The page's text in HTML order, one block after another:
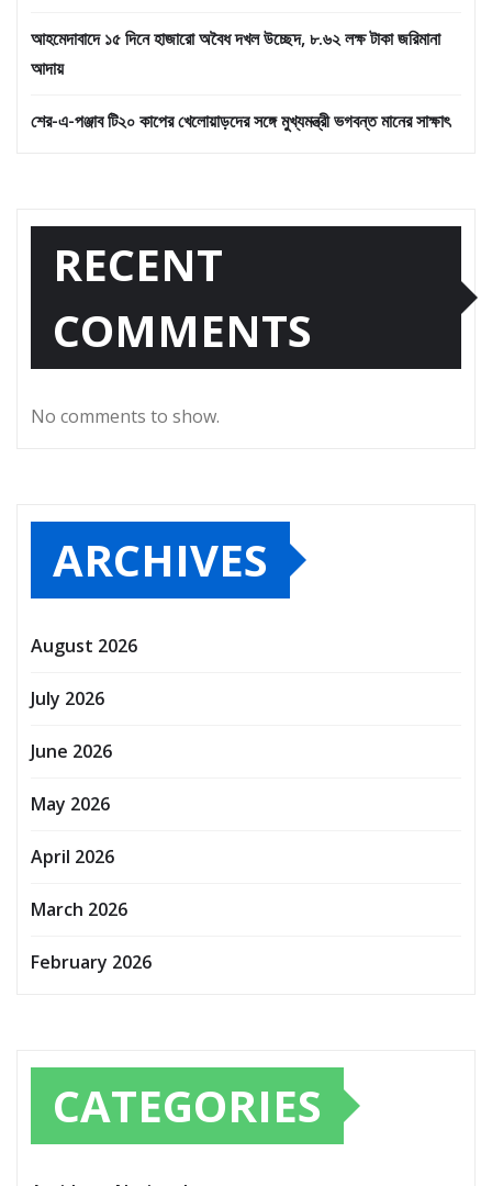
আহমেদাবাদে ১৫ দিনে হাজারো অবৈধ দখল উচ্ছেদ, ৮.৬২ লক্ষ টাকা জরিমানা
আদায়
শের-এ-পঞ্জাব টি২০ কাপের খেলোয়াড়দের সঙ্গে মুখ্যমন্ত্রী ভগবন্ত মানের সাক্ষাৎ
RECENT
COMMENTS
No comments to show.
ARCHIVES
August 2026
July 2026
June 2026
May 2026
April 2026
March 2026
February 2026
CATEGORIES